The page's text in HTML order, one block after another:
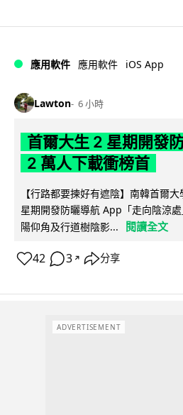
應用軟件 應用軟件 iOS App
Lawton 6 小時
首爾大生 2 星期開發
2 萬人下載衝榜首
【行路都要揀好有遮陰】南韓首爾
星期開發防曬導航 App「走向陰涼
陽仰角及行道樹陰影...
閱讀全文
42 3 ↗ 分享
ADVERTISEMENT